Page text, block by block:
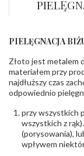
Szlif
diamentów:
diamentów
(łącznie) :
Masa
diamentów
(łącznie):
Barwa:
Czystość:
INNE PARAMETRY
PIELĘGNACJA
Złoto jest metalem
materiałem przy
najdłuższy czas
odpowiednio
przy wszystkich
wszystkich z
(porysowania),
wpływem